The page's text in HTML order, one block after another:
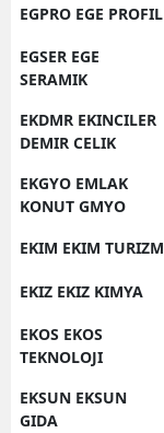
EGPRO EGE PROFIL
EGSER EGE
SERAMIK
EKDMR EKINCILER
DEMIR CELIK
EKGYO EMLAK
KONUT GMYO
EKIM EKIM TURIZM
EKIZ EKIZ KIMYA
EKOS EKOS
TEKNOLOJI
EKSUN EKSUN
GIDA